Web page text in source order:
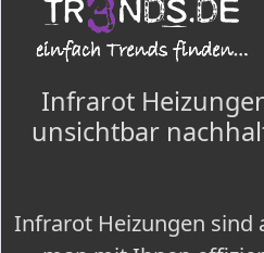
Infrarot
unsichtbar
Infrarot Heizungen sind